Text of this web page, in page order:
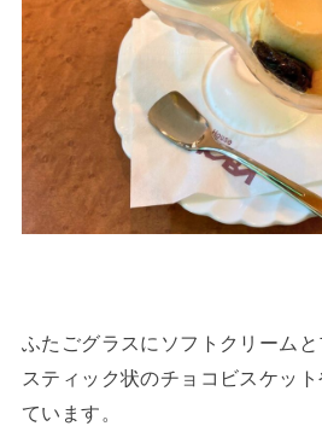
ふたごグラスにソフトクリームと
スティック状のチョコビスケッ
ています。